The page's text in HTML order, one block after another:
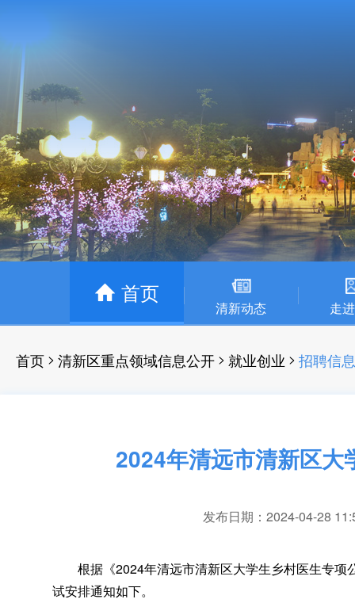
首页
清新动态 走
首页 > 清新区重点领域信息公开 > 就业创业 > 招聘信息
2024年清远市清新区大
发布日期：2024-04-28
根据《2024年清远市清新区大学生乡村医生专项
试安排通知如下。